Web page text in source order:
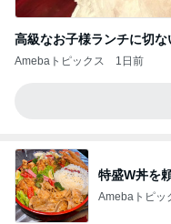
高級なお子様ランチに切な
Amebaトピックス 1日前
特盛W丼を
Amebaトピッ